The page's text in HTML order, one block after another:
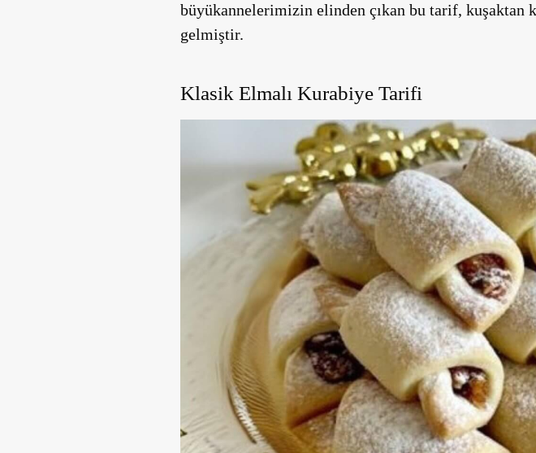
büyükannelerimizin elinden çıkan bu tarif, kuşaktan
gelmiştir.
Klasik Elmalı Kurabiye Tarifi